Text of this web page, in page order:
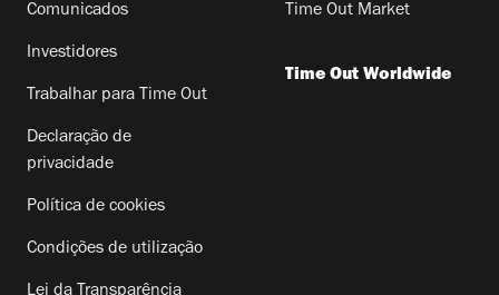
Comunicados
Investidores
Trabalhar para Time Out
Declaração de
privacidade
Política de cookies
Condições de utilização
Lei da Transparência
Time Out Market
Time Out Worldwide